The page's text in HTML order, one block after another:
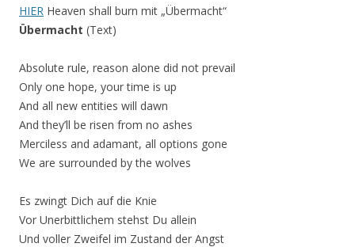
HIER Heaven shall burn mit „Übermacht“
Übermacht (Text)
Absolute rule, reason alone did not prevail
Only one hope, your time is up
And all new entities will dawn
And they’ll be risen from no ashes
Merciless and adamant, all options gone
We are surrounded by the wolves
Es zwingt Dich auf die Knie
Vor Unerbittlichem stehst Du allein
Und voller Zweifel im Zustand der Angst